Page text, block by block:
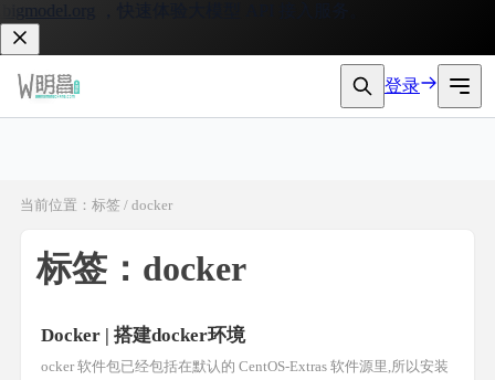
登录
当前位置：标签 / docker
标签：docker
Docker | 搭建docker环境
ocker 软件包已经包括在默认的 CentOS-Extras 软件源里,所以安装